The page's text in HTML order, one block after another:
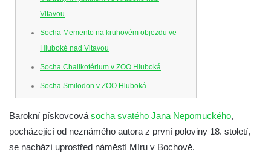
Vltavou
Socha Memento na kruhovém objezdu ve
Hluboké nad Vltavou
Socha Chalikotérium v ZOO Hluboká
Socha Smilodon v ZOO Hluboká
Socha Koroun bezzubý v ZOO Hluboká
Socha Plejtvák obrovský v ZOO Hluboká
Barokní pískovcová socha svatého Jana Nepomuckého,
pocházející od neznámého autora z první poloviny 18. století,
se nachází uprostřed náměstí Míru v Bochově.